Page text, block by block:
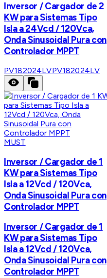
Inversor / Cargador de 2
KW para Sistemas Tipo
Isla a 24Vcd / 120Vca,
Onda Sinusoidal Pura con
Controlador MPPT
PV182024LVPV182024LV
MUST
Inversor / Cargador de 1
KW para Sistemas Tipo
Isla a 12Vcd / 120Vca,
Onda Sinusoidal Pura con
Controlador MPPT
Inversor / Cargador de 1
KW para Sistemas Tipo
Isla a 12Vcd / 120Vca,
Onda Sinusoidal Pura con
Controlador MPPT